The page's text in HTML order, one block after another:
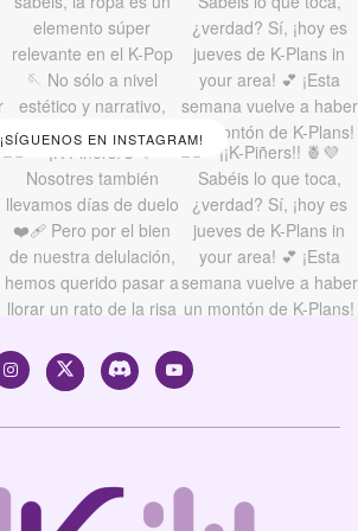
¡SÍGUENOS EN INSTAGRAM!